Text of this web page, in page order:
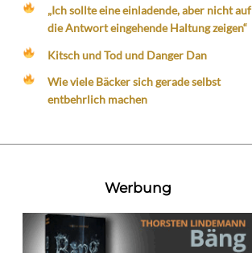
„Ich sollte eine einladende, aber nicht auf
die Antwort eingehende Haltung zeigen“
Kitsch und Tod und Danger Dan
Wie viele Bäcker sich gerade selbst
entbehrlich machen
Werbung